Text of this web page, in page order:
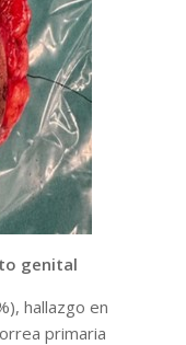
genital
hallazgo en
primaria